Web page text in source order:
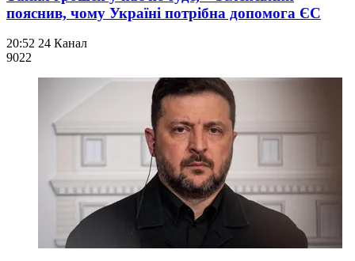
пояснив, чому Україні потрібна допомога ЄС
20:52 24 Канал
9022